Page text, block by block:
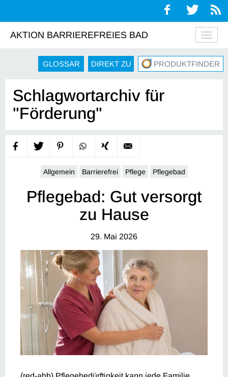
AKTION BARRIEREFREIES BAD
GLOSSAR DIREKT ZU PRODUKTFINDER
Schlagwortarchiv für
"Förderung"
Allgemein Barrierefrei Pflege Pflegebad
Pflegebad: Gut versorgt
zu Hause
29. Mai 2026